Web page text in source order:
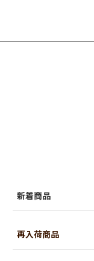
新着商品
再入荷商品